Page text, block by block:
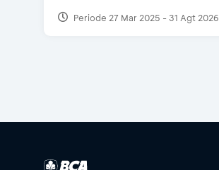
Periode 27 Mar 2025 - 31 Agt 2026